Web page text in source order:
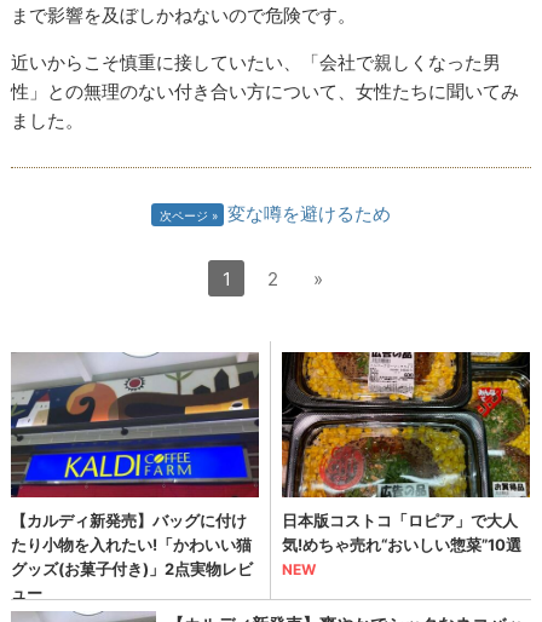
まで影響を及ぼしかねないので危険です。
近いからこそ慎重に接していたい、「会社で親しくなった男
性」との無理のない付き合い方について、女性たちに聞いてみ
ました。
次ページ 変な噂を避けるため
1 2 »